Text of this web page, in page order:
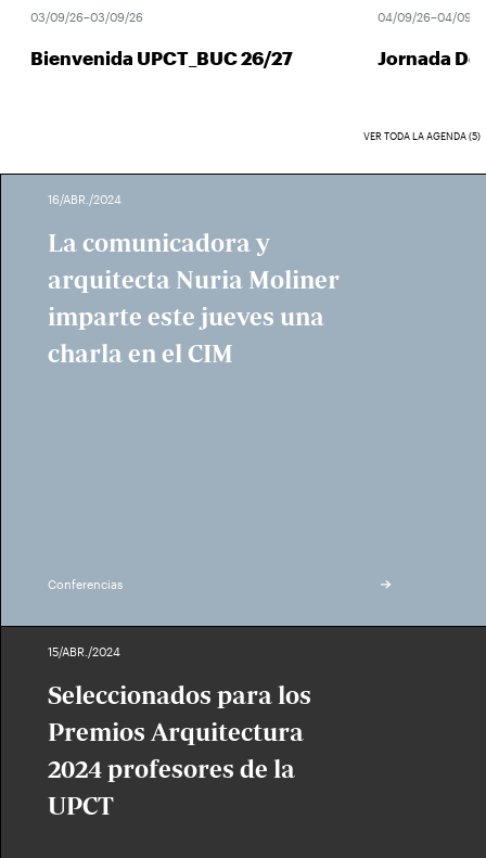
03/09/26–03/09/26
Bienvenida UPCT_BUC 26/27
04/09/26–04/09/26
Jornada
VER TODA LA AGENDA (5)
16/ABR./2024
La comunicadora y
arquitecta Nuria Moliner
imparte este jueves una
charla en el CIM
Conferencias
15/ABR./2024
Seleccionados para los
Premios Arquitectura
2024 profesores de la
UPCT